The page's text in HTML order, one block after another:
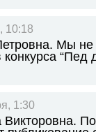
10:18
Мы
конкурса
1:30